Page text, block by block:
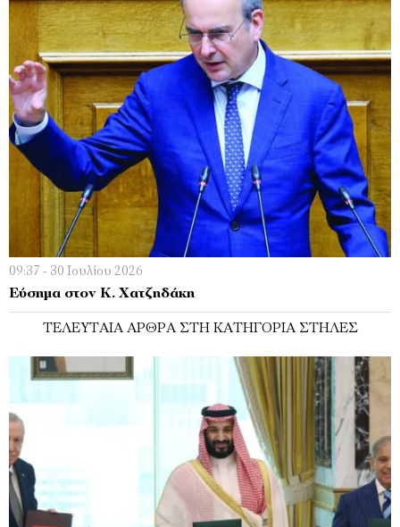
09:37 - 30 Ιουλίου 2026
Εύσημα στον Κ. Χατζηδάκη
ΤΕΛΕΥΤΑΊΑ ΆΡΘΡΑ ΣΤΗ ΚΑΤΗΓΟΡΊΑ ΣΤΉΛΕΣ